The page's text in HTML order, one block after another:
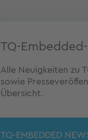
TQ-
Alle Neuigkeiten zu
sowie
Übersicht.
TQ-EMBEDDED